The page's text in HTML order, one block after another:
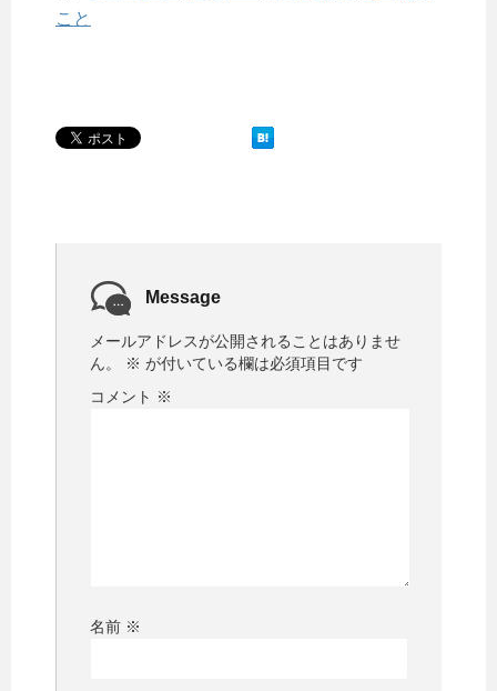
こと
Message
メールアドレスが公開されることはありませ
ん。
※ が付いている欄は必須項目です
コメント ※
名前 ※